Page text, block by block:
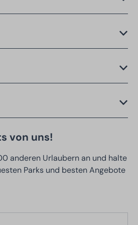
von uns!
anderen Urlaubern an und halte
Parks und besten Angebote